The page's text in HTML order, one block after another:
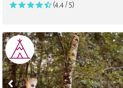
(4,4 / 5)